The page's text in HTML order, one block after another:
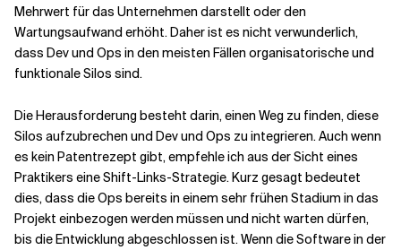
Mehrwert für das Unternehmen darstellt oder den
Wartungsaufwand erhöht. Daher ist es nicht verwunderlich,
dass Dev und Ops in den meisten Fällen organisatorische und
funktionale Silos sind.
Die Herausforderung besteht darin, einen Weg zu finden, diese
Silos aufzubrechen und Dev und Ops zu integrieren. Auch wenn
es kein Patentrezept gibt, empfehle ich aus der Sicht eines
Praktikers eine Shift-Links-Strategie. Kurz gesagt bedeutet
dies, dass die Ops bereits in einem sehr frühen Stadium in das
Projekt einbezogen werden müssen und nicht warten dürfen,
bis die Entwicklung abgeschlossen ist. Wenn die Software in der